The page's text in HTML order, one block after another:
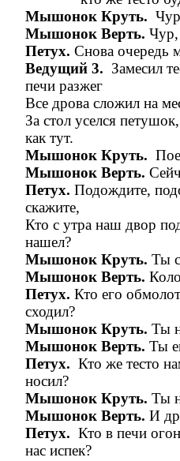
Мышонок Круть.
Мышонок Верть. Чур,
Петух. Снова очередь
Ведущий 3. Замесил
печи разжег
Все дрова сложил на
За стол уселся
как тут.
Мышонок Круть.
Мышонок Верть.
Петух. Подождите,
скажите,
Кто с утра наш двор
нашел?
Мышонок Круть. Ты
Мышонок Верть.
Петух. Кто его
сходил?
Мышонок Круть. Ты
Мышонок Верть. Ты
Петух. Кто же тесто
носил?
Мышонок Круть. Ты
Мышонок Верть. И
Петух. Кто в печи
нас испек?